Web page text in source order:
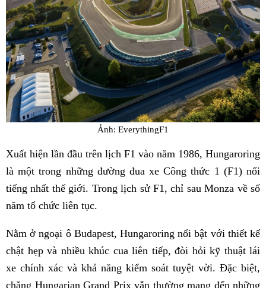
Ảnh: EverythingF1
Xuất hiện lần đầu trên lịch F1 vào năm 1986, Hungaroring
là một trong những đường đua xe Công thức 1 (F1) nổi
tiếng nhất thế giới. Trong lịch sử F1, chỉ sau Monza về số
năm tổ chức liên tục.
Nằm ở ngoại ô Budapest, Hungaroring nổi bật với thiết kế
chật hẹp và nhiều khúc cua liên tiếp, đòi hỏi kỹ thuật lái
xe chính xác và khả năng kiểm soát tuyệt vời. Đặc biệt,
chặng Hungarian Grand Prix vẫn thường mang đến những